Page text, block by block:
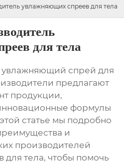
увлажняющих спреев для тела
для тела
спрей для
предлагают
продукции,
формулы
статье мы подробно
и
производителей
для тела, чтобы помочь